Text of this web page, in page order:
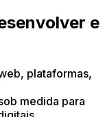
e
plataformas,
medida para